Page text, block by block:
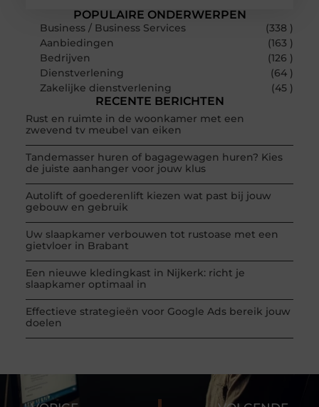
POPULAIRE ONDERWERPEN
Business / Business Services
(338 )
Aanbiedingen
(163 )
Bedrijven
(126 )
Dienstverlening
(64 )
Zakelijke dienstverlening
(45 )
RECENTE BERICHTEN
Rust en ruimte in de woonkamer met een
zwevend tv meubel van eiken
Tandemasser huren of bagagewagen huren? Kies
de juiste aanhanger voor jouw klus
Autolift of goederenlift kiezen wat past bij jouw
gebouw en gebruik
Uw slaapkamer verbouwen tot rustoase met een
gietvloer in Brabant
Een nieuwe kledingkast in Nijkerk: richt je
slaapkamer optimaal in
Effectieve strategieën voor Google Ads bereik jouw
doelen